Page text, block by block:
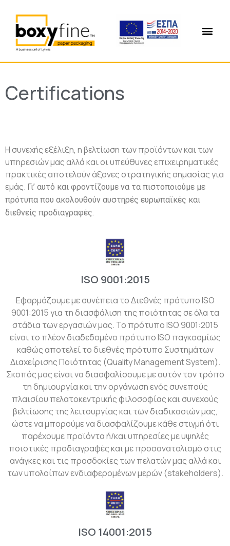
Certifications
Η συνεχής εξέλιξη, η βελτίωση των προϊόντων και των
υπηρεσιών μας αλλά και οι υπεύθυνες επιχειρηματικές
πρακτικές αποτελούν άξονες στρατηγικής σημασίας για
εμάς. Γι’ αυτό και φροντίζουμε να τα πιστοποιούμε με
πρότυπα που ακολουθούν αυστηρές ευρωπαϊκές και
διεθνείς προδιαγραφές.
ISO 9001:2015
Εφαρμόζουμε με συνέπεια το Διεθνές πρότυπο ISO
9001:2015 για τη διασφάλιση της ποιότητας σε όλα τα
στάδια των εργασιών μας. Το πρότυπο ISO 9001:2015
είναι το πλέον διαδεδομένο πρότυπο ISO παγκοσμίως
καθώς αποτελεί το διεθνές πρότυπο Συστημάτων
Διαχείρισης Ποιότητας (Quality Management System).
Σκοπός μας είναι να διασφαλίσουμε με αυτόν τον τρόπο
τη δημιουργία και την οργάνωση ενός συνεπούς
πλαισίου πελατοκεντρικής φιλοσοφίας και συνεχούς
βελτίωσης της λειτουργίας και των διαδικασιών μας,
ώστε να μπορούμε να διασφαλίζουμε κάθε στιγμή ότι
παρέχουμε προϊόντα ή/και υπηρεσίες με υψηλές
ποιοτικές προδιαγραφές και με προσανατολισμό στις
ανάγκες και τις προσδοκίες των πελατών μας αλλά και
των υπολοίπων ενδιαφερομένων μερών (stakeholders).
ISO 14001:2015